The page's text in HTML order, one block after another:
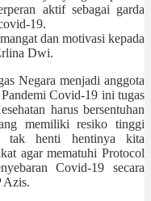
aktif sebagai garda
19.
dan motivasi kepada
Dwi.
Negara menjadi anggota
Covid-19 ini tugas
harus bersentuhan
memiliki resiko tinggi
tak henti hentinya kita
agar mematuhi Protocol
Covid-19 secara
Azis.